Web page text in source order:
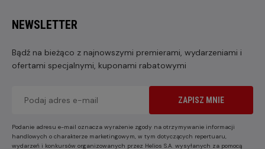
NEWSLETTER
Bądź na bieżąco z najnowszymi premierami, wydarzeniami i
ofertami specjalnymi, kuponami rabatowymi
ZAPISZ MNIE
Podanie adresu e-mail oznacza wyrażenie zgody na otrzymywanie informacji
handlowych o charakterze marketingowym, w tym dotyczących repertuaru,
wydarzeń i konkursów organizowanych przez Helios S.A. wysyłanych za pomocą